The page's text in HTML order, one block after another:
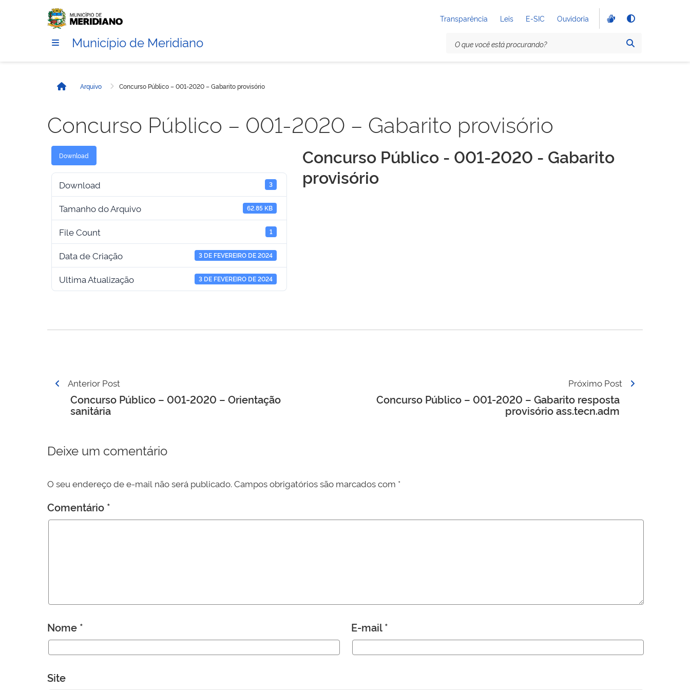
Transparência Leis E-SIC Ouvidoria
Município de Meridiano
InícioArquivo Concurso Público – 001-2020 – Gabarito provisório
Concurso Público – 001-2020 – Gabarito provisório
Download
Download 3
Tamanho do Arquivo 62.85 KB
File Count 1
Data de Criação 3 DE FEVEREIRO DE 2024
Ultima Atualização 3 DE FEVEREIRO DE 2024
Concurso Público - 001-2020 - Gabarito
provisório
Navegação
Anterior Post
Concurso Público – 001-2020 – Orientação
sanitária
Próximo Post
Concurso Público – 001-2020 – Gabarito resposta
provisório ass.tecn.adm
Deixe um comentário
O seu endereço de e-mail não será publicado. Campos obrigatórios são marcados com *
Comentário *
Nome * E-mail*
Site